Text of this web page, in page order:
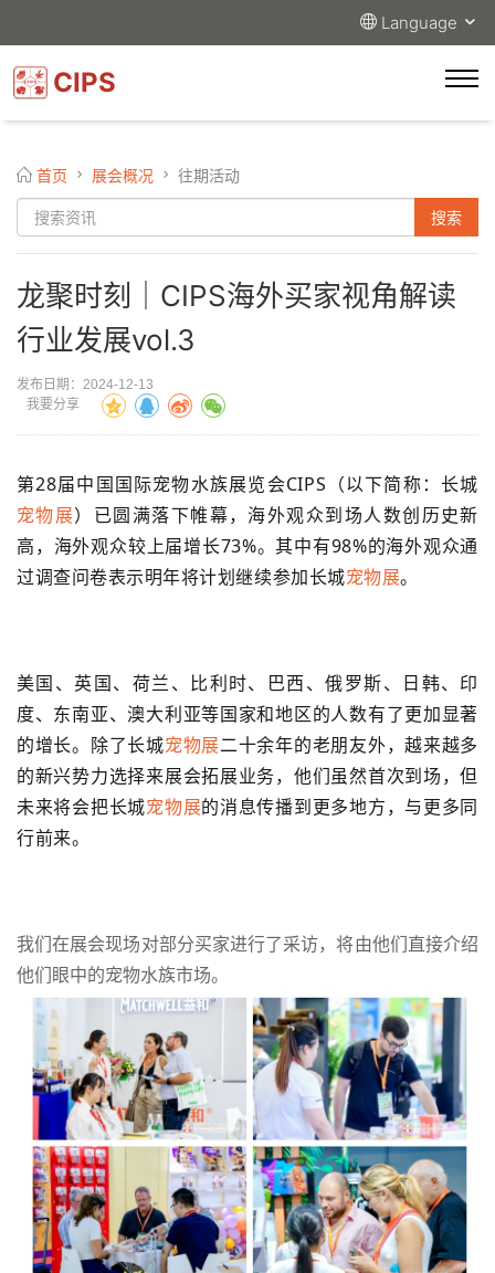
Language
CIPS
首页 展会概况 往期活动
龙聚时刻｜CIPS海外买家视角解读
行业发展vol.3
发布日期：2024-12-13
我要分享
第28届中国国际宠物水族展览会CIPS（以下简称：长城
宠物展）已圆满落下帷幕，海外观众到场人数创历史新
高，海外观众较上届增长73%。其中有98%的海外观众通
过调查问卷表示明年将计划继续参加长城宠物展。
美国、英国、荷兰、比利时、巴西、俄罗斯、日韩、印
度、东南亚、澳大利亚等国家和地区的人数有了更加显著
的增长。除了长城宠物展二十余年的老朋友外，越来越多
的新兴势力选择来展会拓展业务，他们虽然首次到场，但
未来将会把长城宠物展的消息传播到更多地方，与更多同
行前来。
我们在展会现场对部分买家进行了采访，将由他们直接介绍
他们眼中的宠物水族市场。